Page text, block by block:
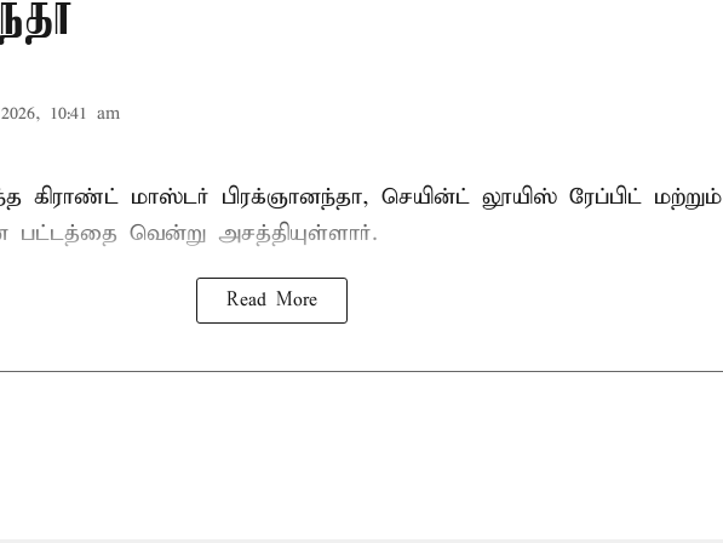
10:41 am
கிராண்ட் மாஸ்டர் பிரக்ஞானந்தா, செயின்ட் லூயிஸ் ரேப்பிட் மற்றும்
பட்டத்தை வென்று அசத்தியுள்ளார்.
Read More